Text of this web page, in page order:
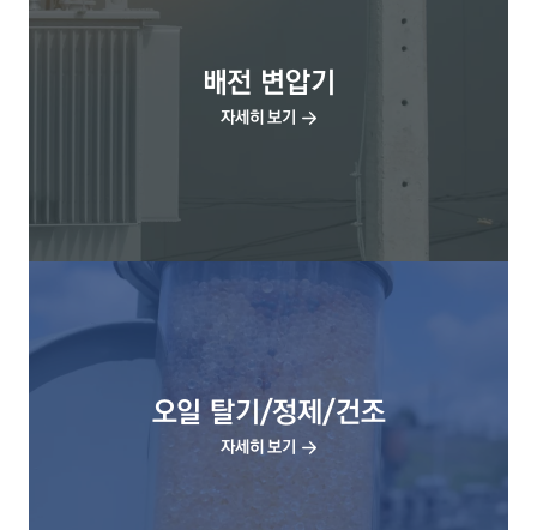
배전 변압기
자세히 보기
오일 탈기/정제/건조
자세히 보기